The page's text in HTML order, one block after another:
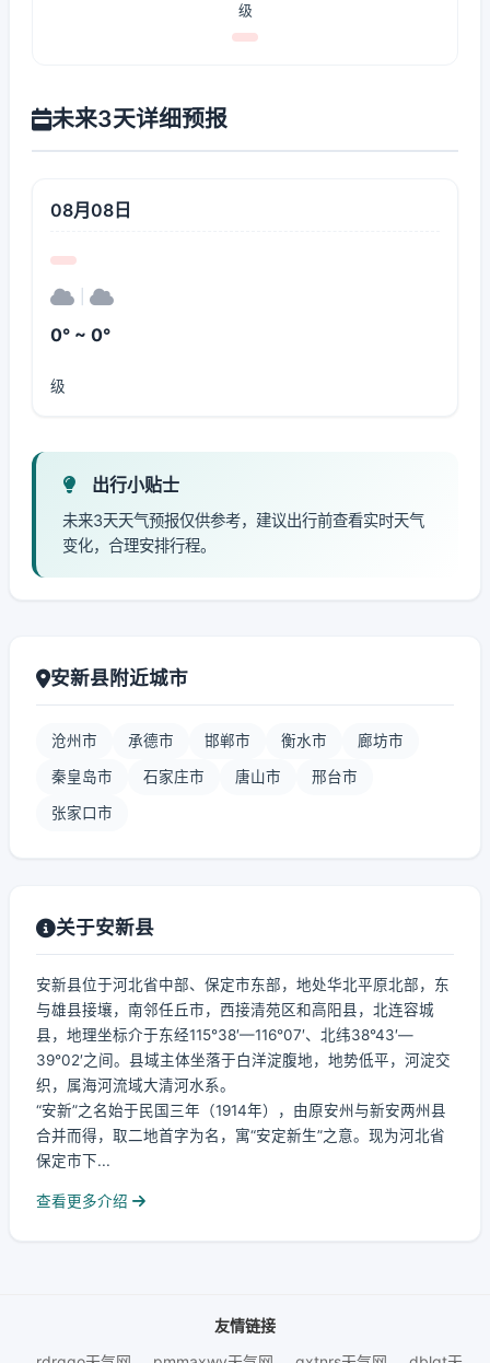
级
未来3天详细预报
08月08日
0° ~ 0°
级
出行小贴士
未来3天天气预报仅供参考，建议出行前查看实时天气
变化，合理安排行程。
安新县附近城市
沧州市 承德市 邯郸市 衡水市 廊坊市
秦皇岛市 石家庄市 唐山市 邢台市
张家口市
关于安新县
安新县位于河北省中部、保定市东部，地处华北平原北部，东
与雄县接壤，南邻任丘市，西接清苑区和高阳县，北连容城
县，地理坐标介于东经115°38′—116°07′、北纬38°43′—
39°02′之间。县域主体坐落于白洋淀腹地，地势低平，河淀交
织，属海河流域大清河水系。
“安新”之名始于民国三年（1914年），由原安州与新安两州县
合并而得，取二地首字为名，寓“安定新生”之意。现为河北省
保定市下...
查看更多介绍
友情链接